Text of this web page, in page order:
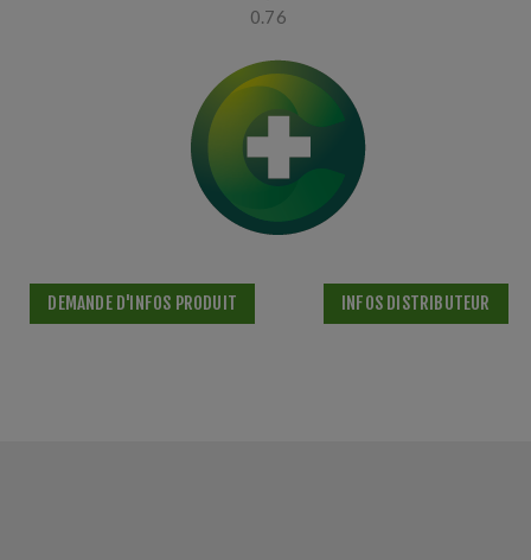
0.76
DEMANDE D'INFOS PRODUIT INFOS DISTRIBUTEUR